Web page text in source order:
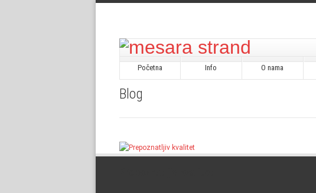
Početna Info O nama
Blog